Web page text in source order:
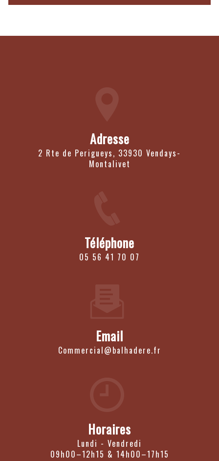
Adresse
2 Rte de Perigueys, 33930 Vendays-
Montalivet
Téléphone
05 56 41 70 07
Email
commercial@balhadere.fr
Horaires
Lundi - Vendredi
09h00–12h15 & 14h00–17h15